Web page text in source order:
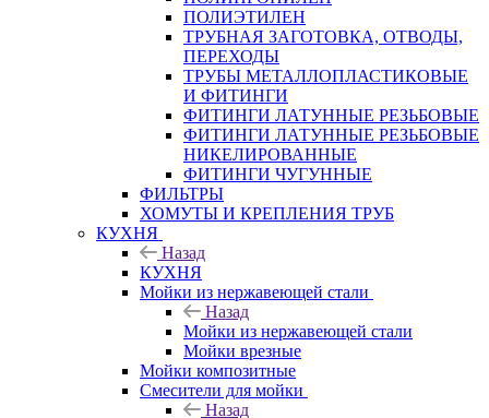
ПОЛИЭТИЛЕН
ТРУБНАЯ ЗАГОТОВКА, ОТВОДЫ,
ПЕРЕХОДЫ
ТРУБЫ МЕТАЛЛОПЛАСТИКОВЫЕ
И ФИТИНГИ
ФИТИНГИ ЛАТУННЫЕ РЕЗЬБОВЫЕ
ФИТИНГИ ЛАТУННЫЕ РЕЗЬБОВЫЕ
НИКЕЛИРОВАННЫЕ
ФИТИНГИ ЧУГУННЫЕ
ФИЛЬТРЫ
ХОМУТЫ И КРЕПЛЕНИЯ ТРУБ
КУХНЯ
Назад
КУХНЯ
Мойки из нержавеющей стали
Назад
Мойки из нержавеющей стали
Мойки врезные
Мойки композитные
Смесители для мойки
Назад